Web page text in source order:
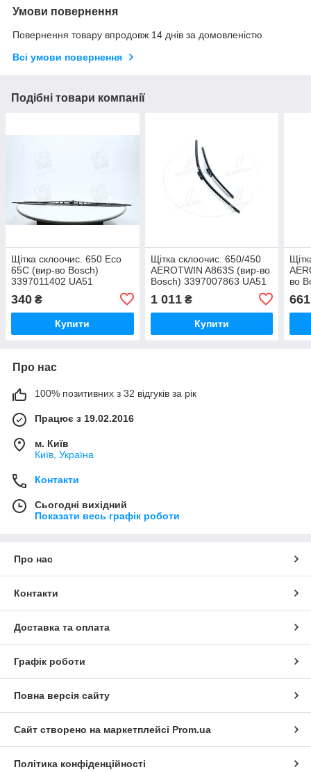
Умови повернення
Повернення товару впродовж 14 днів за домовленістю
Всі умови повернення
Подібні товари компанії
Щітка склоочис. 650 Eco
65C (вир-во Bosch)
3397011402 UA51
340 ₴
Купити
Щітка склоочис. 650/450
AEROTWIN A863S (вир-во
Bosch) 3397007863 UA51
1 011₴
Купити
во
661
Про нас
100% позитивних з 32 відгуків за рік
Працює з 19.02.2016
м. Київ
Київ, Україна
Контакти
Сьогодні вихідний
Показати весь графік роботи
Про нас
Контакти
Доставка та оплата
Графік роботи
Повна версія сайту
Сайт створено на маркетплейсі Prom.ua
Політика конфіденційності